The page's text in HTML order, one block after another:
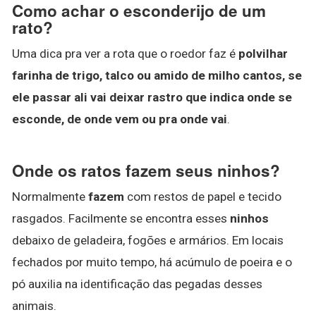
Como achar o esconderijo de um
rato?
Uma dica pra ver a rota que o roedor faz é polvilhar
farinha de trigo, talco ou amido de milho cantos, se
ele passar ali vai deixar rastro que indica onde se
esconde, de onde vem ou pra onde vai.
Onde os ratos fazem seus ninhos?
Normalmente fazem com restos de papel e tecido
rasgados. Facilmente se encontra esses ninhos
debaixo de geladeira, fogões e armários. Em locais
fechados por muito tempo, há acúmulo de poeira e o
pó auxilia na identificação das pegadas desses
animais.